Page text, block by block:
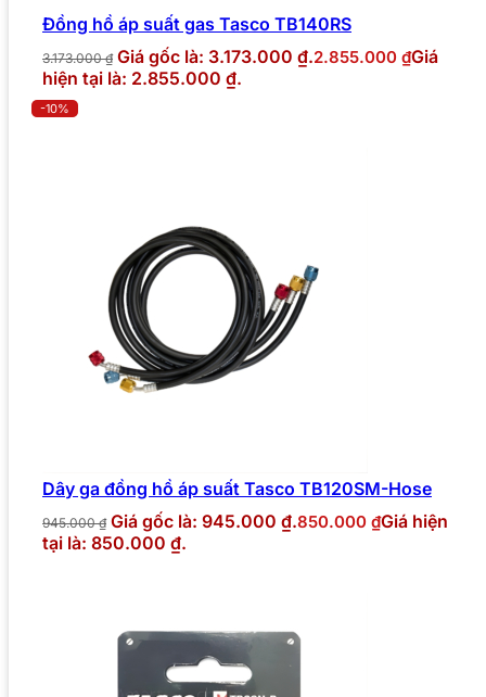
Đồng hồ áp suất gas Tasco TB140RS
3.173.000₫ Giá gốc là: 3.173.000 ₫.2.855.000 ₫Giá
hiện tại là: 2.855.000 ₫.
-10%
Dây ga đồng hồ áp suất Tasco TB120SM-Hose
945.000₫ Giá gốc là: 945.000 ₫.850.000 ₫Giá hiện
tại là: 850.000 ₫.